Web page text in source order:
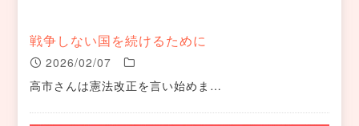
戦争しない国を続けるために
2026/02/07
高市さんは憲法改正を言い始めま…